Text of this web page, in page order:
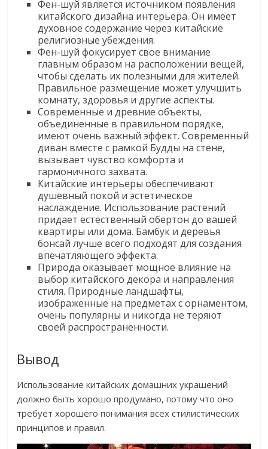
Фен-шуй является источником появления
китайского дизайна интерьера. Он имеет
духовное содержание через китайские
религиозные убеждения.
Фен-шуй фокусирует свое внимание
главным образом на расположении вещей,
чтобы сделать их полезными для жителей.
Правильное размещение может улучшить
комнату, здоровья и другие аспекты.
Современные и древние объекты,
объединенные в правильном порядке,
имеют очень важный эффект. Современный
диван вместе с рамкой Будды на стене,
вызывает чувство комфорта и
гармоничного захвата.
Китайские интерьеры обеспечивают
душевный покой и эстетическое
наслаждение. Использование растений
придает естественный обертон до вашей
квартиры или дома. Бамбук и деревья
бонсай лучше всего подходят для создания
впечатляющего эффекта.
Природа оказывает мощное влияние на
выбор китайского декора и направления
стиля. Природные ландшафты,
изображенные на предметах с орнаментом,
очень популярны и никогда не теряют
своей распространенности.
Вывод
Использование китайских домашних украшений
должно быть хорошо продумано, потому что оно
требует хорошего понимания всех стилистических
принципов и правил.